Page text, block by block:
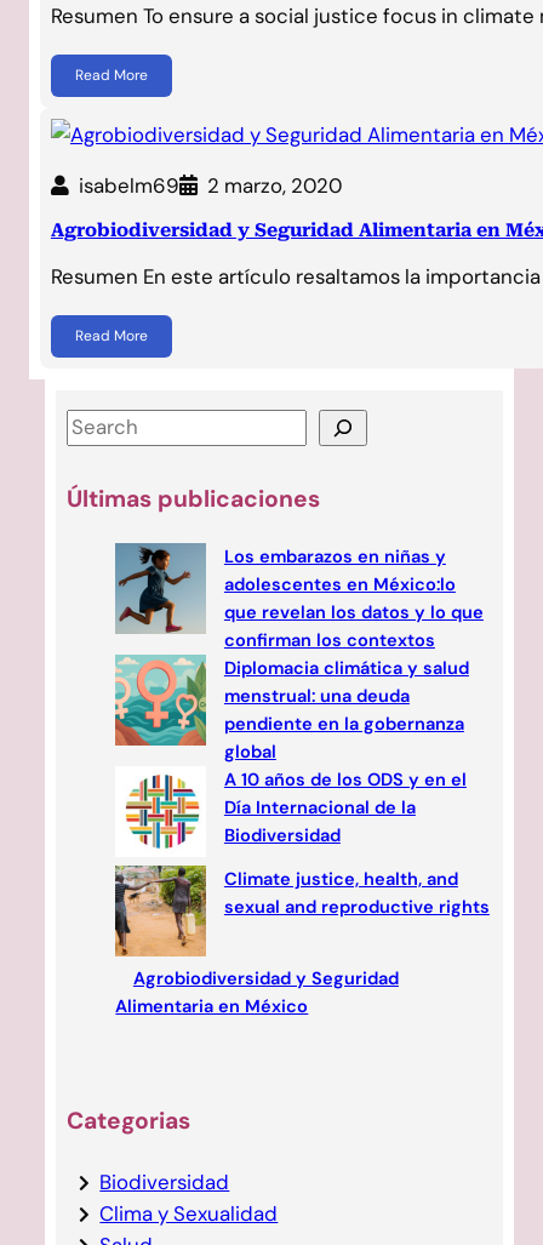
Resumen To ensure a social justice focus in
Read More
isabelm69 2 marzo, 2020
Agrobiodiversidad y Seguridad Alimentaria en
Resumen En este artículo resaltamos la
Read More
Últimas publicaciones
Los embarazos en niñas y
adolescentes en México:lo
que revelan los datos y lo que
confirman los contextos
Diplomacia climática y salud
menstrual: una deuda
pendiente en la gobernanza
global
A 10 años de los ODS y en el
Día Internacional de la
Biodiversidad
Climate justice, health, and
sexual and reproductive rights
Agrobiodiversidad y Seguridad
Alimentaria en México
Categorias
Biodiversidad
Clima y Sexualidad